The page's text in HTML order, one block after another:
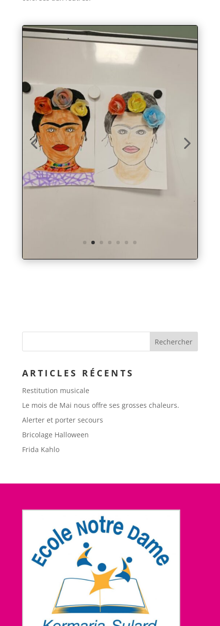
ARTICLES RÉCENTS
Restitution musicale
Le mois de Mai nous offre ses grosses chaleurs.
Alerter et porter secours
Bricolage Halloween
Frida Kahlo